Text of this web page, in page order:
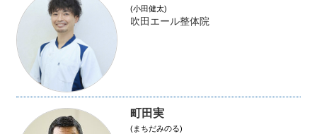
(小田健太)
吹田エール整体院
町田実
(まちだみのる)